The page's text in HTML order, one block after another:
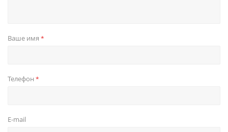
Ваше имя *
Телефон *
E-mail